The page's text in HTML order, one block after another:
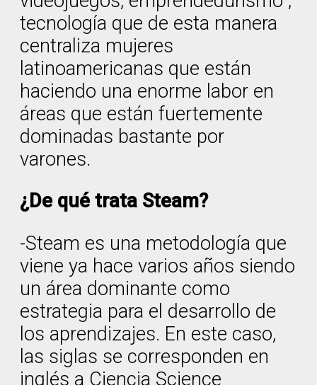
tecnología que de esta manera
centraliza mujeres
latinoamericanas que están
haciendo una enorme labor en
áreas que están fuertemente
dominadas bastante por
varones.
¿De qué trata Steam?
-Steam es una metodología que
viene ya hace varios años siendo
un área dominante como
estrategia para el desarrollo de
los aprendizajes. En este caso,
las siglas se corresponden en
inglés a Ciencia Science